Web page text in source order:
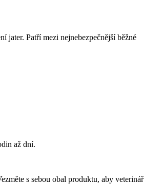
jater. Patří mezi nejnebezpečnější běžné
až dní.
s sebou obal produktu, aby veterinář